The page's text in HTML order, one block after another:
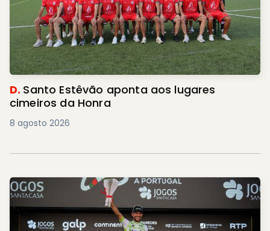
D. Santo Estêvão aponta aos lugares
cimeiros da Honra
8 agosto 2026